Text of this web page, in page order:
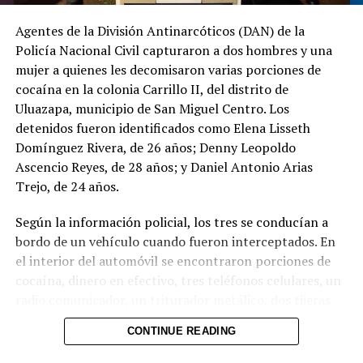
Afortunadamente, ha
sido localizado sin ser
víctima de ningún
delito.
pic.twitter.com/
— Fiscalía General de
la República El
Salvador (@FGR_SV)
Comparte esto:
Agentes de la División Antinarcóticos (DAN) de la
Policía Nacional Civil capturaron a dos hombres y una
mujer a quienes les decomisaron varias porciones de
cocaína en la colonia Carrillo II, del distrito de
Uluazapa, municipio de San Miguel Centro. Los
detenidos fueron identificados como Elena Lisseth
Domínguez Rivera, de 26 años; Denny Leopoldo
Ascencio Reyes, de 28 años; y Daniel Antonio Arias
Trejo, de 24 años.
Según la información policial, los tres se conducían a
bordo de un vehículo cuando fueron interceptados. En
el interior del automóvil se encontraron porciones de
cocaína, dinero en efectivo, tres teléfonos celulares, un
metálicas, un paquete de papel para elaborar cigarrillos
y varias bolsas plásticas transparentes.
CONTINUE READING